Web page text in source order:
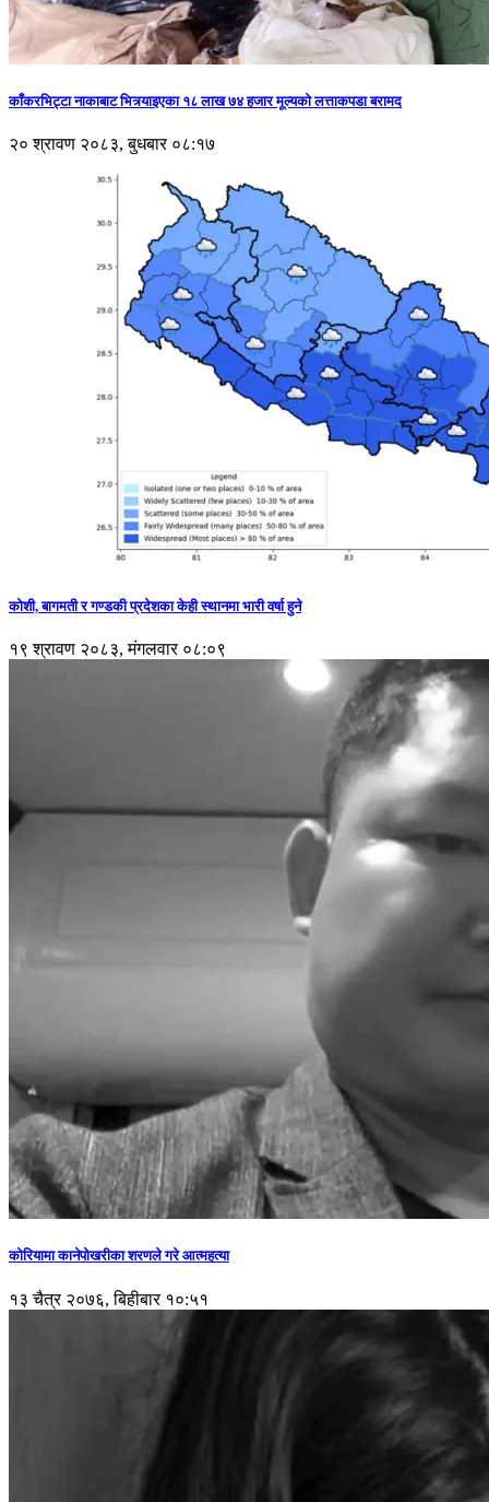
काँकरभिट्टा नाकाबाट भित्र्याइएका १८ लाख ७४ हजार मूल्यकाे लत्ताकपडा बरामद
२० श्रावण २०८३, बुधबार ०८:१७
कोशी, बागमती र गण्डकी प्रदेशका केही स्थानमा भारी वर्षा हुने
१९ श्रावण २०८३, मंगलवार ०८:०९
कोरियामा कानेपोखरीका शरणले गरे आत्महत्या
१३ चैत्र २०७६, बिहीबार १०:५१